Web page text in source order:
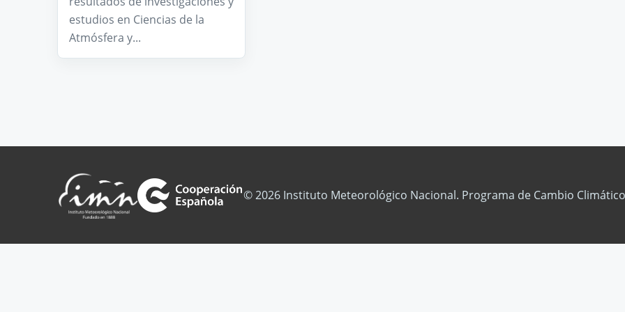
estudios en Ciencias de la
Atmósfera y...
© 2026 Instituto Meteorológico Nacional. Programa de Cambio